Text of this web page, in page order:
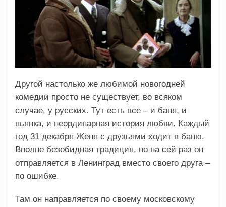
Другой настолько же любимой новогодней
комедии просто не существует, во всяком
случае, у русских. Тут есть все – и баня, и
пьянка, и неординарная история любви. Каждый
год 31 декабря Женя с друзьями ходит в баню.
Вполне безобидная традиция, но на сей раз он
отправляется в Ленинград вместо своего друга –
по ошибке.
Там он направляется по своему московскому